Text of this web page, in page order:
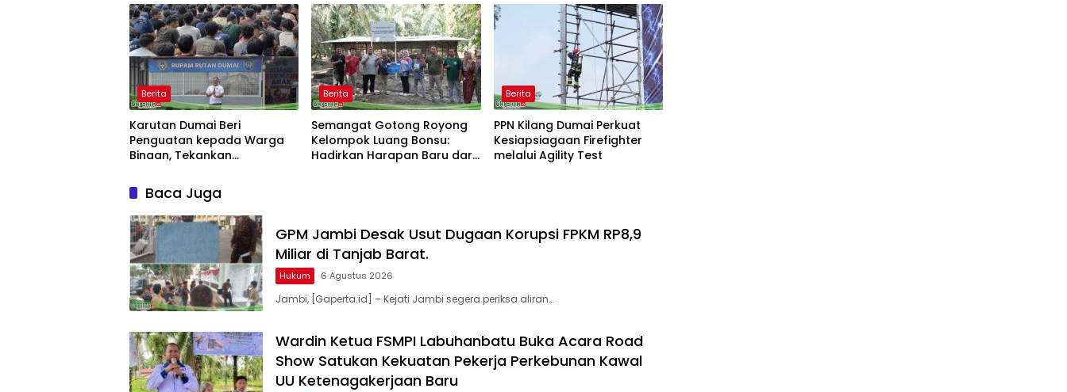
Perkebunan Kawal UU
Ketenagakerjaan Baru
Desa yang Diduga Terlibat
Berita
Karutan Dumai Beri
Penguatan kepada Warga
Binaan, Tekankan
Berita
Semangat Gotong Royong
Kelompok Luang Bonsu:
Hadirkan Harapan Baru dari
Berita
PPN Kilang Dumai Perkuat
Kesiapsiagaan Firefighter
melalui Agility Test
Baca Juga
GPM Jambi Desak Usut Dugaan Korupsi FPKM RP8,9
Miliar di Tanjab Barat.
Hukum 6 Agustus 2026
Jambi, [Gaperta.id] – Kejati Jambi segera periksa aliran…
Wardin Ketua FSMPI Labuhanbatu Buka Acara Road
Show Satukan Kekuatan Pekerja Perkebunan Kawal
UU Ketenagakerjaan Baru